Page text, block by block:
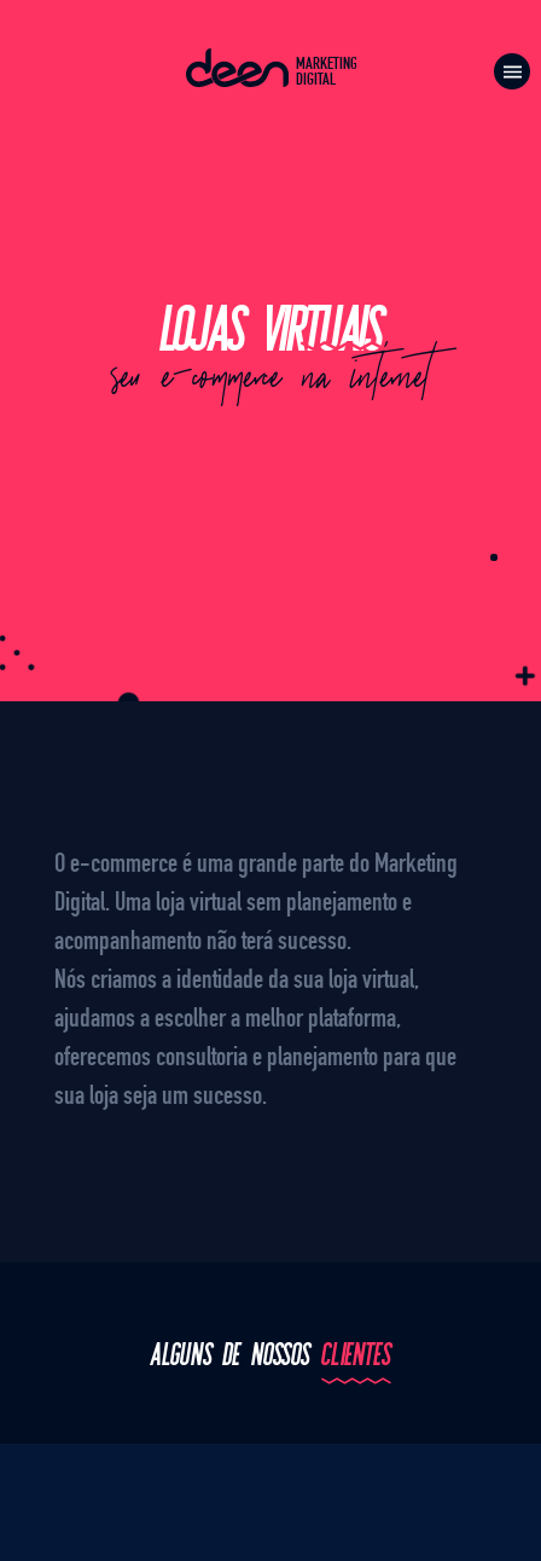
MARKETING
DIGITAL
Lojas Virtuais
seu e-commerce na internet
O e-commerce é uma grande parte do Marketing
Digital. Uma loja virtual sem planejamento e
acompanhamento não terá sucesso.
Nós criamos a identidade da sua loja virtual,
ajudamos a escolher a melhor plataforma,
oferecemos consultoria e planejamento para que
sua loja seja um sucesso.
ALGUNS DE NOSSOS CLIENTES